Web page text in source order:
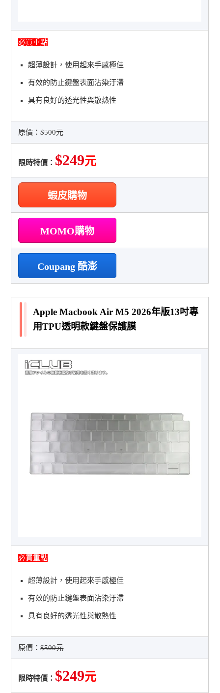
必買重點
超薄設計，使用起來手感極佳
有效的防止鍵盤表面沾染汙滯
具有良好的透光性與散熱性
原價：$500元
限時特價： $249元
蝦皮購物
MOMO購物
Coupang 酷澎
Apple Macbook Air M5 2026年版13吋專
用TPU透明款鍵盤保護膜
必買重點
超薄設計，使用起來手感極佳
有效的防止鍵盤表面沾染汙滯
具有良好的透光性與散熱性
原價：$500元
限時特價： $249元